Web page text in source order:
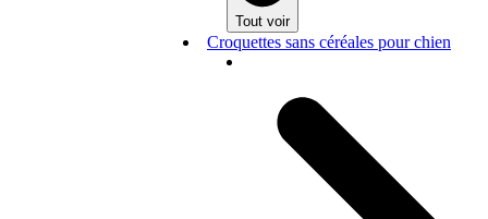
Tout voir
Croquettes sans céréales pour chien